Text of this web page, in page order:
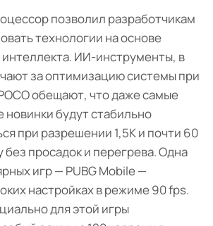
позволил разработчикам
технологии на основе
интеллекта. ИИ-инструменты, в
за оптимизацию системы при
обещают, что даже самые
новинки будут стабильно
при разрешении 1,5К и почти 60
без просадок и перегрева. Одна
игр — PUBG Mobile —
настройках в режиме 90 fps.
для этой игры